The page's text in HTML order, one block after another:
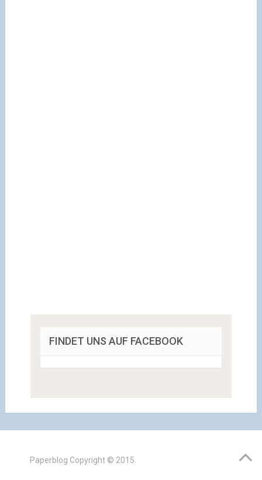
FINDET UNS AUF FACEBOOK
Paperblog Copyright © 2015.